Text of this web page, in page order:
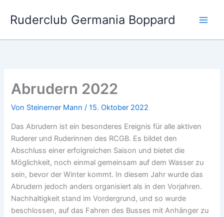
InhaltRuderclub Germania Boppard
Abrudern 2022
Von Steinerner Mann/15. Oktober 2022
Das Abrudern ist ein besonderes Ereignis für alle aktiven
Ruderer und Ruderinnen des RCGB. Es bildet den
Abschluss einer erfolgreichen Saison und bietet die
Möglichkeit, noch einmal gemeinsam auf dem Wasser zu
sein, bevor der Winter kommt. In diesem Jahr wurde das
Abrudern jedoch anders organisiert als in den Vorjahren.
Nachhaltigkeit stand im Vordergrund, und so wurde
beschlossen, auf das Fahren des Busses mit Anhänger zu